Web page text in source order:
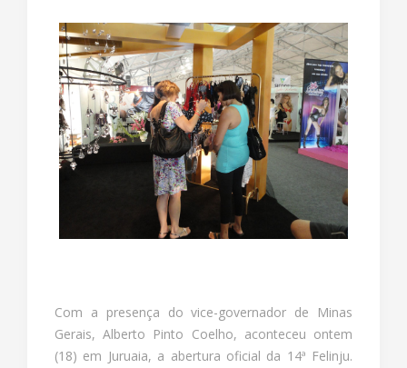
Com a presença do vice-governador de Minas
Gerais, Alberto Pinto Coelho, aconteceu ontem
(18) em Juruaia, a abertura oficial da 14ª Felinju.